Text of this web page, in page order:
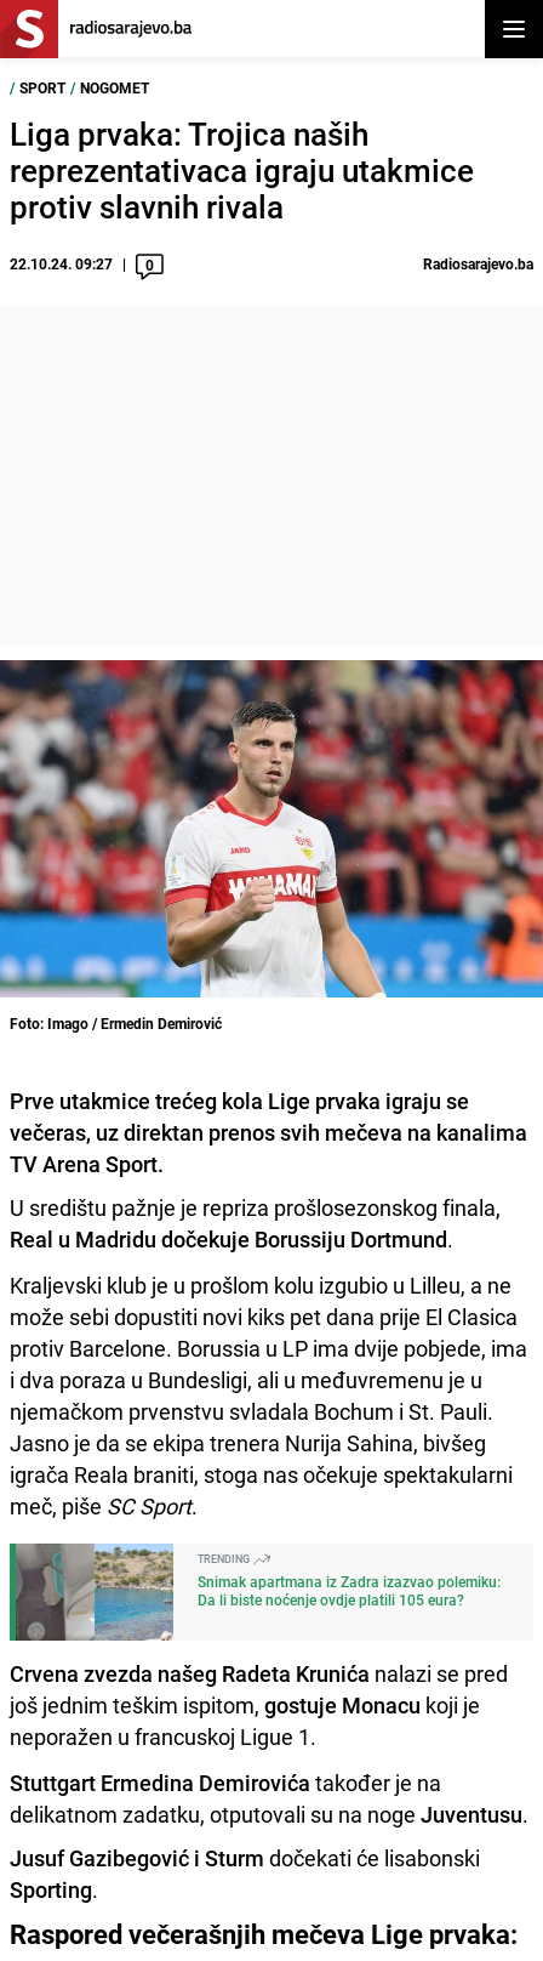
/ SPORT / NOGOMET
Liga prvaka: Trojica naših
reprezentativaca igraju utakmice
protiv slavnih rivala
22.10.24. 09:27 0 Radiosarajevo.ba
Foto: Imago / Ermedin Demirović
Prve utakmice trećeg kola Lige prvaka igraju se
večeras, uz direktan prenos svih mečeva na kanalima
TV Arena Sport.
U središtu pažnje je repriza prošlosezonskog finala,
Real u Madridu dočekuje Borussiju Dortmund.
Kraljevski klub je u prošlom kolu izgubio u Lilleu, a ne
može sebi dopustiti novi kiks pet dana prije El Clasica
protiv Barcelone. Borussia u LP ima dvije pobjede, ima
i dva poraza u Bundesligi, ali u međuvremenu je u
njemačkom prvenstvu svladala Bochum i St. Pauli.
Jasno je da se ekipa trenera Nurija Sahina, bivšeg
igrača Reala braniti, stoga nas očekuje spektakularni
meč, piše SC Sport.
TRENDING
Snimak apartmana iz Zadra izazvao polemiku:
Da li biste noćenje ovdje platili 105 eura?
Crvena zvezda našeg Radeta Krunića nalazi se pred
još jednim teškim ispitom, gostuje Monacu koji je
neporažen u francuskoj Ligue 1.
Stuttgart Ermedina Demirovića također je na
delikatnom zadatku, otputovali su na noge Juventusu.
Jusuf Gazibegović i Sturm dočekati će lisabonski
Sporting.
Raspored večerašnjih mečeva Lige prvaka: